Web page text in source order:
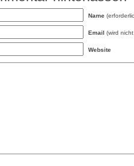
Name
Email (wird
Website